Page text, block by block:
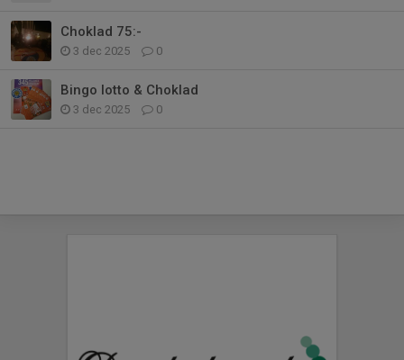
Choklad 75:-
3 dec 2025 0
Bingo lotto & Choklad
3 dec 2025 0